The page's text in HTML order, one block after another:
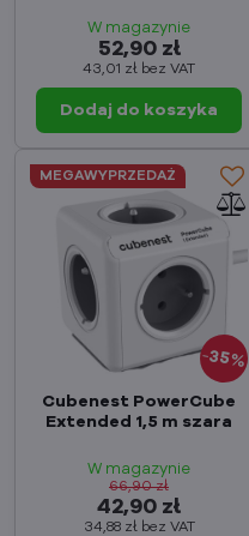
W magazynie
52,90 zł
43,01 zł bez VAT
Dodaj do koszyka
35%
MEGAWYPRZEDAŻ
Cubenest PowerCube
Extended 1,5 m szara
W magazynie
42,90 zł
34,88 zł bez VAT
66,90 zł